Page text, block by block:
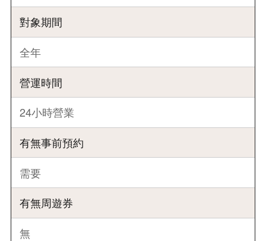
對象期間
全年
營運時間
24小時營業
有無事前預約
需要
有無周遊券
無